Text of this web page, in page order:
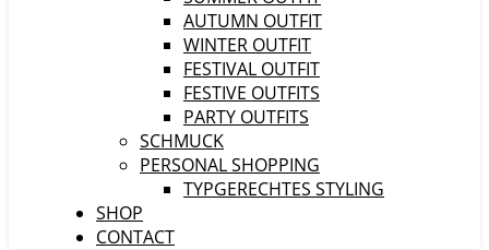
AUTUMN OUTFIT
WINTER OUTFIT
FESTIVAL OUTFIT
FESTIVE OUTFITS
PARTY OUTFITS
SCHMUCK
PERSONAL SHOPPING
TYPGERECHTES STYLING
SHOP
CONTACT